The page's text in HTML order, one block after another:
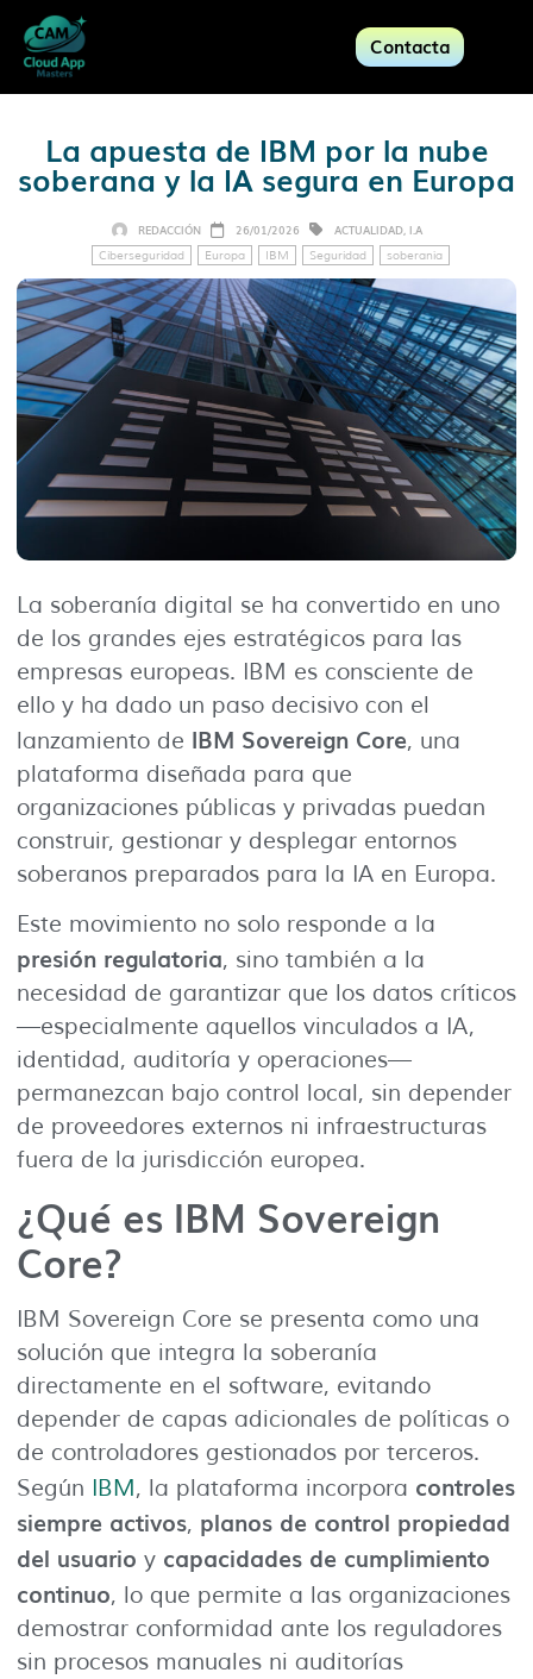
Contacta
La apuesta de IBM por la nube
soberana y la IA segura en Europa
REDACCIÓN 26/01/2026 ACTUALIDAD, I.A
Ciberseguridad Europa IBM Seguridad soberanía
La soberanía digital se ha convertido en uno
de los grandes ejes estratégicos para las
empresas europeas. IBM es consciente de
ello y ha dado un paso decisivo con el
lanzamiento de IBM Sovereign Core, una
plataforma diseñada para que
organizaciones públicas y privadas puedan
construir, gestionar y desplegar entornos
soberanos preparados para la IA en Europa.
Este movimiento no solo responde a la
presión regulatoria, sino también a la
necesidad de garantizar que los datos críticos
—especialmente aquellos vinculados a IA,
identidad, auditoría y operaciones—
permanezcan bajo control local, sin depender
de proveedores externos ni infraestructuras
fuera de la jurisdicción europea.
¿Qué es IBM Sovereign
Core?
IBM Sovereign Core se presenta como una
solución que integra la soberanía
directamente en el software, evitando
depender de capas adicionales de políticas o
de controladores gestionados por terceros.
Según IBM, la plataforma incorpora controles
siempre activos, planos de control propiedad
del usuario y capacidades de cumplimiento
continuo, lo que permite a las organizaciones
demostrar conformidad ante los reguladores
sin procesos manuales ni auditorías